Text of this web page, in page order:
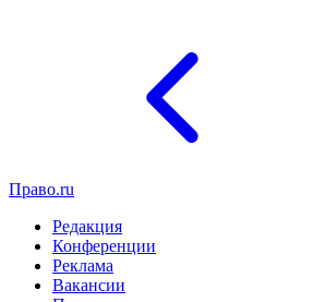
Право.ru
Редакция
Конференции
Реклама
Вакансии